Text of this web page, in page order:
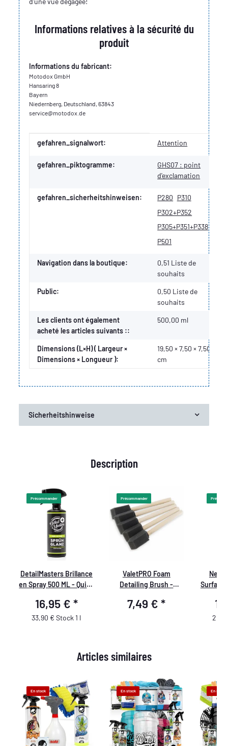
Informations relatives à la sécurité du
produit
Informations du fabricant:
Motodox GmbH
Hansaring 8
Bayern
Niedernberg, Deutschland, 63843
service@motodox.de
Valeur
Fabricant
gefahren_signalwort: Attention
gefahren_piktogramme:
GHS07 : point
d'exclamation
gefahren_sicherheitshinweisen: P280 P310
P302+P352
P305+P351+P338
P501
Navigation dans la boutique:
0,51 Liste de
souhaits
Public: 0,50 Liste de
souhaits
Les clients ont également
acheté les articles suivants ::
500,00 ml
Dimensions (L×H) ( Largeur ×
Dimensions × Longueur ):
19,50 × 7,50 × 7,50
cm
Sicherheitshinweise
Description
Précommander
DetailMasters Brillance
en Spray 500 ML - Quick
16,95 € *
33,90 € Stock 1 l
Précommander
ValetPRO Foam
Detailing Brush -
en mousse idéal pour
7,49 €*
Articles similaires
En stock En stock En stock